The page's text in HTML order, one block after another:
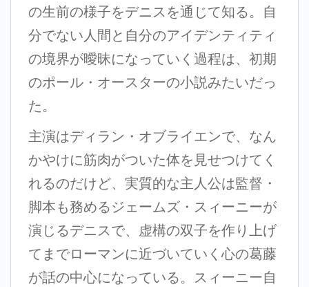
の生前の様子をデニスを通じて知る。自
分でない人間と自分のアイデンティティ
の境界が曖昧になっていく過程は、初期
のポール・オースターの小説みたいだっ
た。
主演はディラン・オブライエンで、なん
かやけに筋肉がついた体を見せつけてく
れるのだけど、実質的な主人公は監督・
脚本も務めるジェームズ・スィーニーが
演じるデニスで、虚構の双子を作り上げ
てまでローマンに近づいていく心の葛藤
が話の中心になっている。スィーニー自